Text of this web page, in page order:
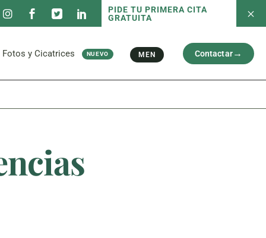
PIDE TU PRIMERA CITA
GRATUITA
Capilar
servicios
Fotos y Cicatrices NUEVO
Fotos antes/después
MEN
Cara
Contactar
Brazos y Piernas
serviciosFotos antes/después